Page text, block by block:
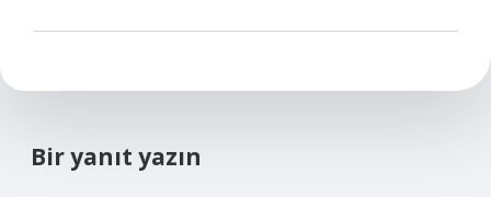
Bir yanıt yazın